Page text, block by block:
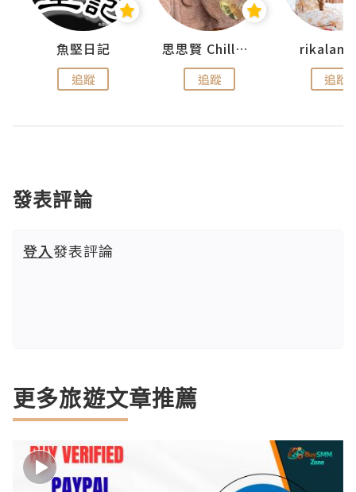
魚堅日記
追蹤
思思賢 ChillMyBabe
追蹤 追蹤
發表評論
登入發表評論
更多旅遊文章推薦